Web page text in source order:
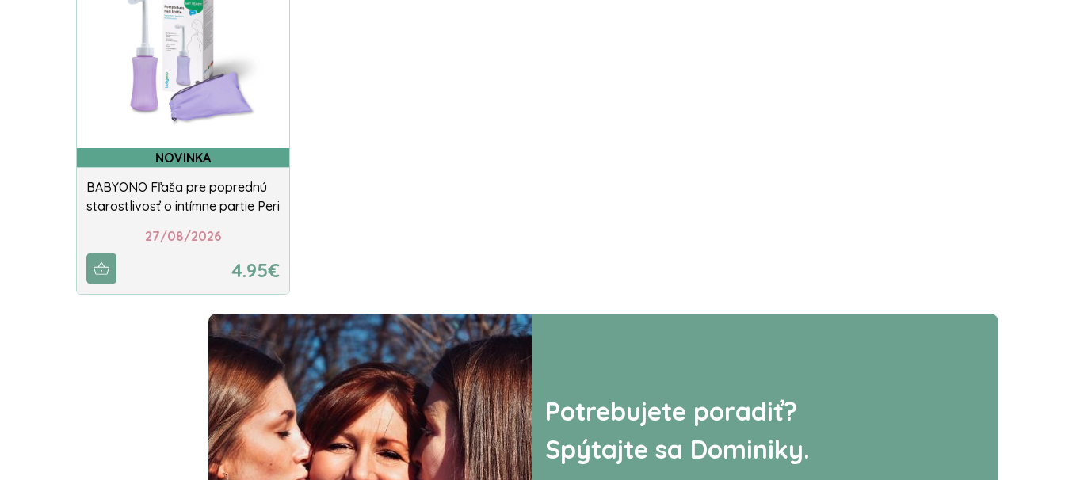
NOVINKA
BABYONO Fľaša pre poprednú
starostlivosť o intímne partie Peri
27/08/2026
4.95€
Potrebujete poradiť?
Spýtajte sa Dominiky.